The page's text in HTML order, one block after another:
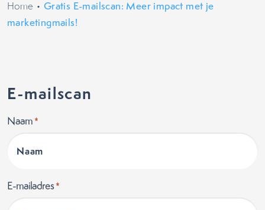
Home • Gratis E-mailscan: Meer impact met je
marketingmails!
E-mailscan
Naam *
E-mailadres *